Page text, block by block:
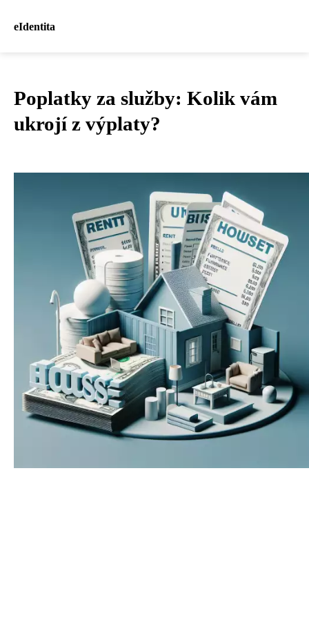
eIdentita
Poplatky za služby: Kolik vám
ukrojí z výplaty?